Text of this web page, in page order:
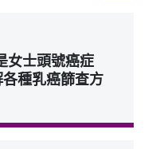
女士頭號癌症
種乳癌篩查方